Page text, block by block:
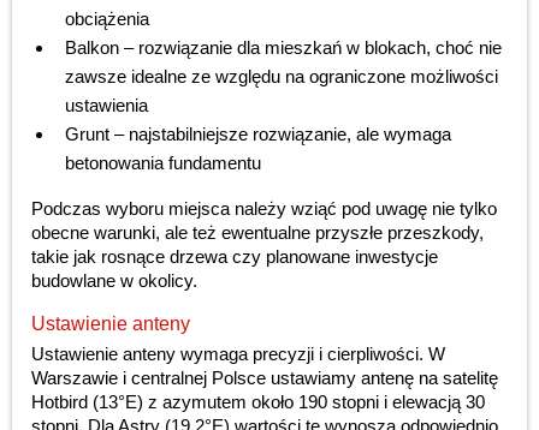
obciążenia
Balkon – rozwiązanie dla mieszkań w blokach, choć nie
zawsze idealne ze względu na ograniczone możliwości
ustawienia
Grunt – najstabilniejsze rozwiązanie, ale wymaga
betonowania fundamentu
Podczas wyboru miejsca należy wziąć pod uwagę nie tylko
obecne warunki, ale też ewentualne przyszłe przeszkody,
takie jak rosnące drzewa czy planowane inwestycje
budowlane w okolicy.
Ustawienie anteny
Ustawienie anteny wymaga precyzji i cierpliwości. W
Warszawie i centralnej Polsce ustawiamy antenę na satelitę
Hotbird (13°E) z azymutem około 190 stopni i elewacją 30
stopni. Dla Astry (19,2°E) wartości te wynoszą odpowiednio